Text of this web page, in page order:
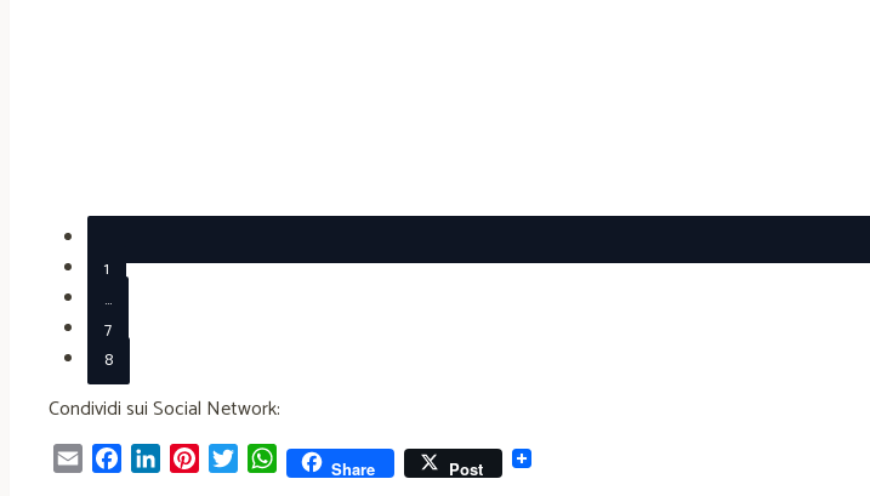
1
…
7
8
Condividi sui Social Network:
Email FacebookLinkedInPinterestTwitterWhatsApp
Share Post